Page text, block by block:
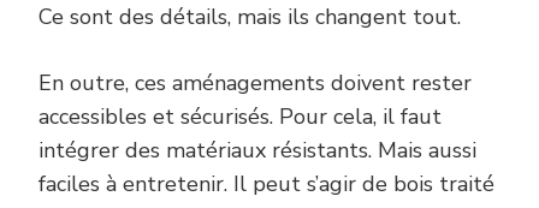
Ce sont des détails, mais ils changent tout.
En outre, ces aménagements doivent rester
accessibles et sécurisés. Pour cela, il faut
intégrer des matériaux résistants. Mais aussi
faciles à entretenir. Il peut s’agir de bois traité